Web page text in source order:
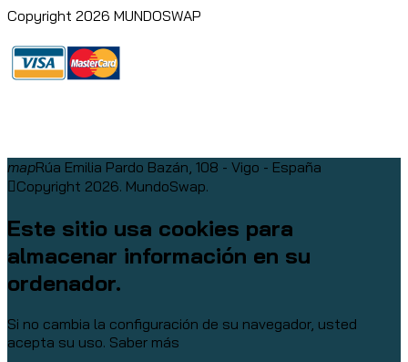
Copyright 2026 MUNDOSWAP
mapRúa Emilia Pardo Bazán, 108 - Vigo - España
Copyright 2026. MundoSwap.
Este sitio usa cookies para
almacenar información en su
ordenador.
Si no cambia la configuración de su navegador, usted
acepta su uso. Saber más